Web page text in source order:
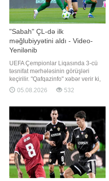
"Sabah" ÇL-də ilk
məğlubiyyətini aldı - Video-
Yenilənib
UEFA Çempionlar Liqasında 3-cü
təsnifat mərhələsinin görüşləri
keçirilir. "Qafqazinfo" xəbər verir ki,
Azərbaycan təmsilçisi "Sabah" da
bu gün meydana çıxacaq. Valdas
Danimarka səfərində "Orhus"la
qarşılaşacaq. Oyun Bakı vaxtı ilə
saat 20:30-da başlayacaq
05.08.2026 532